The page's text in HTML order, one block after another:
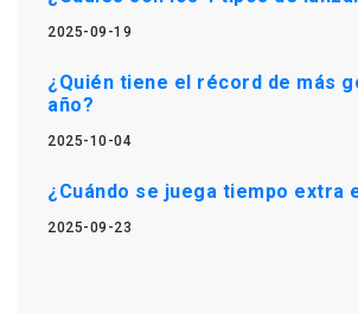
2025-09-19
¿Quién tiene el récord de más
año?
2025-10-04
¿Cuándo se juega tiempo extra
2025-09-23